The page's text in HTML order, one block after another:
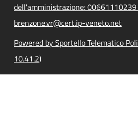
dell'amministrazione: 00661110239
brenzone.vr@cert.ip-veneto.net
Powered by Sportello Telematico
10.41.2)